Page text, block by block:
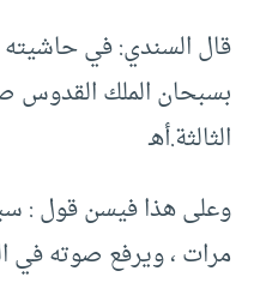
قال السندي: في
بسبحان الملك القدوس
الثالثة.أهـ
وعلى هذا فيسن قول :
مرات ، ويرفع صوته في